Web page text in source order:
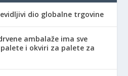
dio globalne trgovine
ambalaže ima sve
i okviri za palete za